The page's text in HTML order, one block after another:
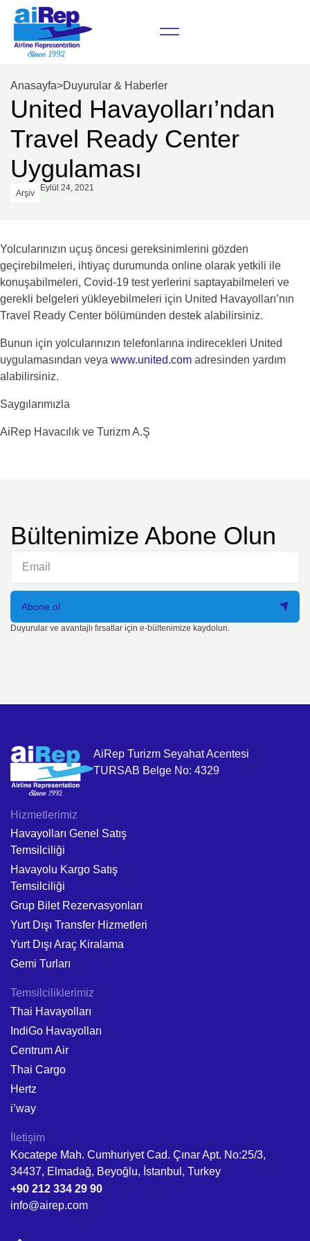
Anasayfa>Duyurular & Haberler
United Havayolları’ndan
Travel Ready Center
Uygulaması
Arşiv
Eylül 24, 2021
Yolcularınızın uçuş öncesi gereksinimlerini gözden
geçirebilmeleri, ihtiyaç durumunda online olarak yetkili ile
konuşabilmeleri, Covid-19 test yerlerini saptayabilmeleri ve
gerekli belgeleri yükleyebilmeleri için United Havayolları’nın
Travel Ready Center bölümünden destek alabilirsiniz.
Bunun için yolcularınızın telefonlarına indirecekleri United
uygulamasından veya www.united.com adresinden yardım
alabilirsiniz.
Saygılarımızla
AiRep Havacılık ve Turizm A.Ş
Bültenimize Abone Olun
Abone ol
Duyurular ve avantajlı fırsatlar için e-bültenimize kaydolun.
AiRep Turizm Seyahat Acentesi
TURSAB Belge No: 4329
Hizmetlerimiz
Havayolları Genel Satış
Temsilciliği
Havayolu Kargo Satış
Temsilciliği
Grup Bilet Rezervasyonları
Yurt Dışı Transfer Hizmetleri
Yurt Dışı Araç Kiralama
Gemi Turları
Temsilciliklerimiz
Thai Havayolları
IndiGo Havayolları
Centrum Air
Thai Cargo
Hertz
i’way
İletişim
Kocatepe Mah. Cumhuriyet Cad. Çınar Apt. No:25/3,
34437, Elmadağ, Beyoğlu, İstanbul, Turkey
+90 212 334 29 90
info@airep.com